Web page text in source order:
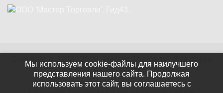
Copyright © "Мастер Торговли"
защищены.
Сообщить об ошибке.
Мы используем cookie-файлы для наилучшего
представления нашего сайта. Продолжая
использовать этот сайт, вы соглашаетесь с